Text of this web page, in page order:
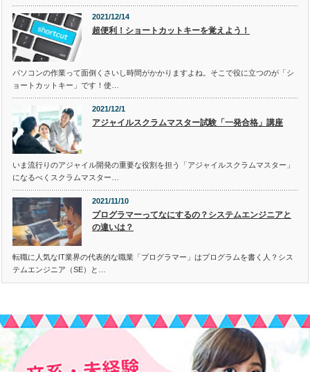
2021/12/14
超便利！ショートカットキーを覚えよう！
パソコンの作業って面倒くさいし時間がかかりますよね。そこで役に立つのが「シ
ョートカットキー」です！使…
2021/12/1
アジャイルスクラムマスター試験「一発合格」講座
いま流行りのアジャイル開発の重要な役割を担う「アジャイルスクラムマスター」
になるべくスクラムマスター…
2021/11/10
プログラマーってなにするの？システムエンジニアと
の違いは？
転職に人気なIT業界の代表的な職業「プログラマー」はプログラムを書く人？シス
テムエンジニア（SE）と…